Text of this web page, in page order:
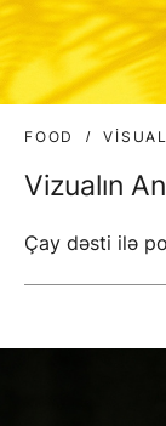
FOOD
Vizualın
Çay dəsti ilə